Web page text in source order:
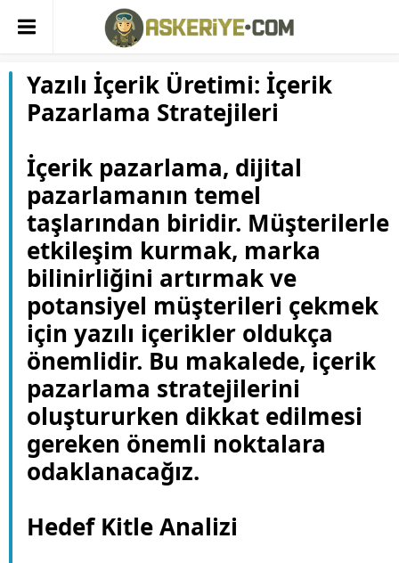
Yazılı İçerik Üretimi: İçerik
Pazarlama Stratejileri
İçerik pazarlama, dijital
pazarlamanın temel
taşlarından biridir. Müşterilerle
etkileşim kurmak, marka
bilinirliğini artırmak ve
potansiyel müşterileri çekmek
için yazılı içerikler oldukça
önemlidir. Bu makalede, içerik
pazarlama stratejilerini
oluştururken dikkat edilmesi
gereken önemli noktalara
odaklanacağız.
Hedef Kitle Analizi